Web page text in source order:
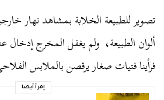
تصوير للطبيعة الخلابة بمشاهد نهار
ألوان الطبيعة، ولم يغفل المخرج إدخال
فرأينا فتيات صغار يرقصن بالملابس
إقرأ أيضا